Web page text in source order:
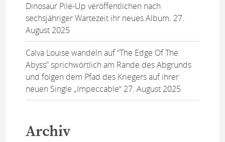
Dinosaur Pile-Up veröffentlichen nach
sechsjähriger Wartezeit ihr neues Album. 27.
August 2025
Calva Louise wandeln auf “The Edge Of The
Abyss” sprichwörtlich am Rande des Abgrunds
und folgen dem Pfad des Kriegers auf ihrer
neuen Single „Impeccable“ 27. August 2025
Archiv